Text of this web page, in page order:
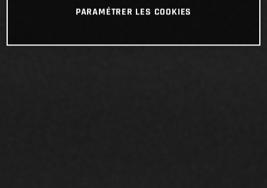
PARAMÉTRER LES COOKIES